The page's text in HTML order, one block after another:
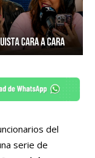
del
serie de